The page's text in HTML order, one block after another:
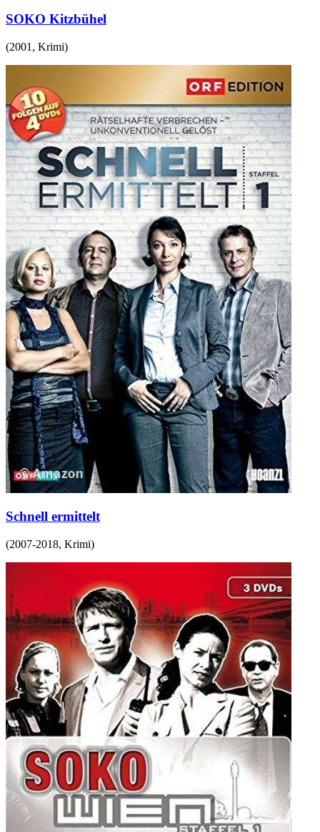
SOKO Kitzbühel
(2001 , Krimi)
Schnell ermittelt
(2007-2018, Krimi)